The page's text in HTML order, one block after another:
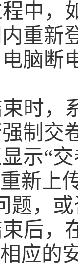
中，
重新
脑断
时，
制交
示“
重新上
题，
后，
相应的